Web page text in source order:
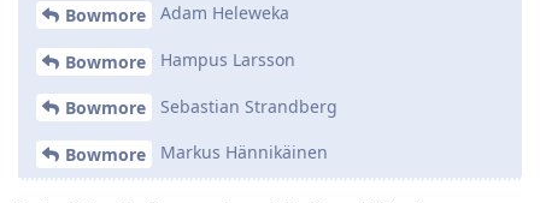
Bowmore Adam Heleweka
Bowmore Hampus Larsson
Bowmore Sebastian Strandberg
Bowmore Markus Hännikäinen